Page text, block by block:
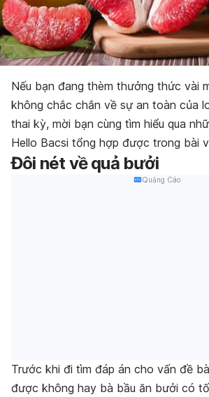
Nếu bạn đang thèm thưởng thức vài
không chắc chắn về sự an toàn của
thai kỳ, mời bạn cùng tìm hiểu qua
Hello Bacsi tổng hợp được trong bài
Đôi nét về quả bưởi
Quảng Cáo
Trước khi đi tìm đáp án cho vấn đề
được không hay bà bầu ăn bưởi có